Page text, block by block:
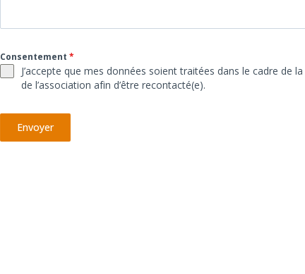
Consentement *
J’accepte que mes données soient traitées dans le cadre de la
de l’association afin d’être recontacté(e).
Envoyer